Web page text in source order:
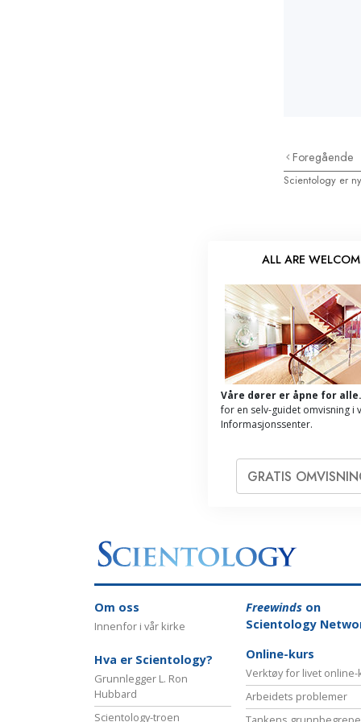
Foregående
Scientology er
ALL ARE
Våre dører er åpne for alle.
for en selv-guidet omvisning i
Informasjonssenter.
GRATIS
Om oss
Innenfor i vår kirke
Hva er Scientology?
Grunnlegger L. Ron
Hubbard
Scientology-troen
Freewinds on
Scientology
Online-kurs
Verktøy for livet online-
Arbeidets problemer